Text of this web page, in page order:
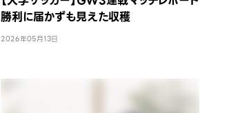
勝利に届かずも見えた収穫
2026年05月13日